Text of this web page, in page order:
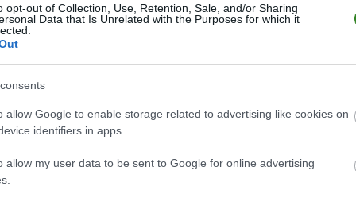
opt-out of Collection, Use, Retention, Sale, and/or Sharing
Data that Is Unrelated with the Purposes for which it
allow Google to enable storage related to advertising like cookies on
identifiers in apps.
allow my user data to be sent to Google for online advertising
José Canale